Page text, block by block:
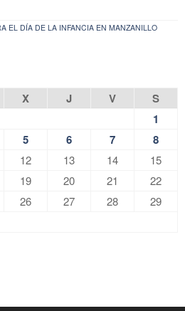
EL DÍA DE LA INFANCIA EN MANZANILLO
X J V
S
1
5 6 7 8
12 13 14
15
19 20 21
22
26 27 28
29